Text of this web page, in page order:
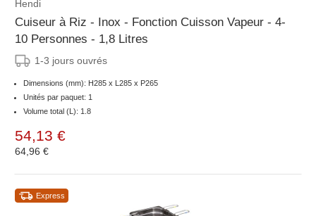
Hendi
Cuiseur à Riz - Inox - Fonction Cuisson Vapeur - 4-
10 Personnes - 1,8 Litres
1-3 jours ouvrés
Dimensions (mm): H285 x L285 x P265
Unités par paquet: 1
Volume total (L): 1.8
54,13 €
64,96 €
Express